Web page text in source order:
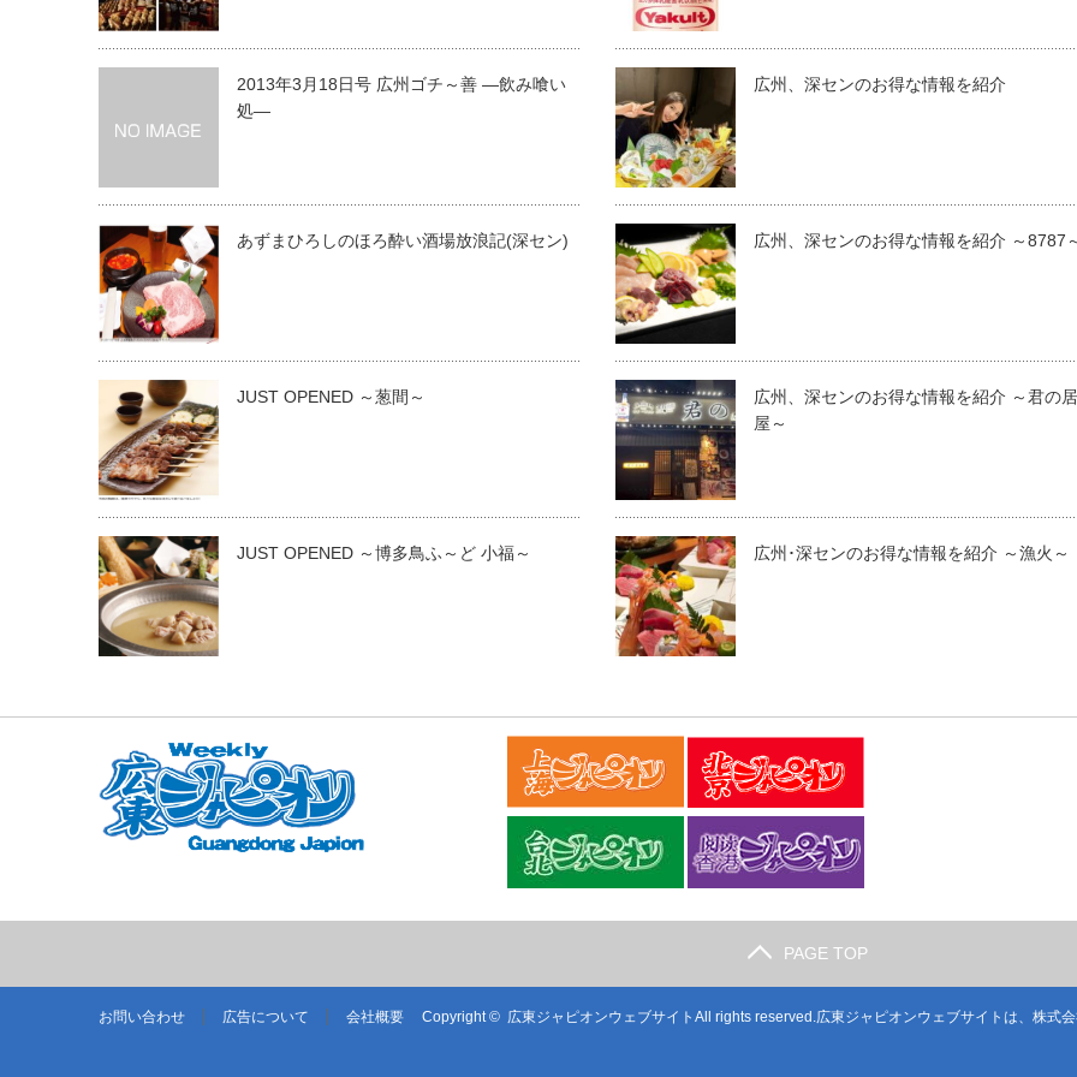
2013年3月18日号 広州ゴチ～善 ―飲み喰い
処―
あずまひろしのほろ酔い酒場放浪記(深セン)
JUST OPENED ～葱間～
JUST OPENED ～博多鳥ふ～ど 小福～
広州、深センのお得な情報を紹介
広州、深センのお得な情報を紹介 ～8787
広州、深センのお得な情報を紹介 ～君の
屋～
広州･深センのお得な情報を紹介 ～漁火～
PAGE TOP
お問い合わせ 広告について 会社概要 Copyright © 広東ジャピオンウェブサイト All rights reserved.広東ジャピオンウェブサイトは、 株式